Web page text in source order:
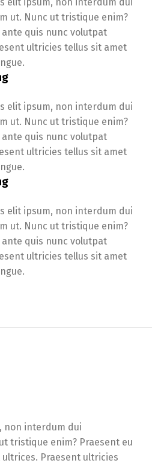
ut. Nunc ut tristique enim?
ante quis nunc volutpat
ultricies tellus sit amet
elit ipsum, non interdum dui
ut. Nunc ut tristique enim?
ante quis nunc volutpat
ultricies tellus sit amet
elit ipsum, non interdum dui
ut. Nunc ut tristique enim?
ante quis nunc volutpat
ultricies tellus sit amet
non interdum dui
tristique enim? Praesent eu
Praesent ultricies